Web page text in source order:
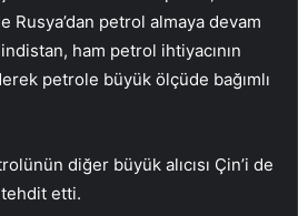
Rusya’dan petrol almaya devam
ham petrol ihtiyacının
petrole büyük ölçüde bağımlı
diğer büyük alıcısı Çin’i de
etti.